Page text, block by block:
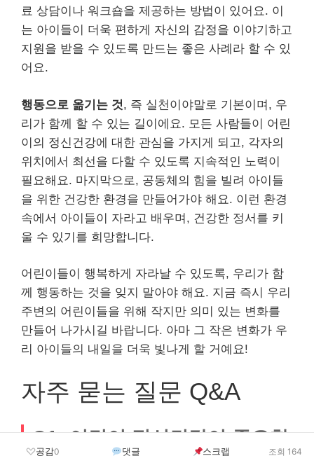
료 상담이나 워크숍을 제공하는 방법이 있어요. 이
는 아이들이 더욱 편하게 자신의 감정을 이야기하고
지원을 받을 수 있도록 만드는 좋은 사례라 할 수 있
어요.
행동으로 옮기는 것, 즉 실천이야말로 기본이며, 우
리가 함께 할 수 있는 길이에요. 모든 사람들이 어린
이의 정신건강에 대한 관심을 가지게 되고, 각자의
위치에서 최선을 다할 수 있도록 지속적인 노력이
필요해요. 마지막으로, 공동체의 힘을 빌려 아이들
을 위한 건강한 환경을 만들어가야 해요. 이런 환경
속에서 아이들이 자라고 배우며, 건강한 정서를 키
울 수 있기를 희망합니다.
어린이들이 행복하게 자라날 수 있도록, 우리가 함
께 행동하는 것을 잊지 말아야 해요. 지금 즉시 우리
주변의 어린이들을 위해 작지만 의미 있는 변화를
만들어 나가시길 바랍니다. 아마 그 작은 변화가 우
리 아이들의 내일을 더욱 빛나게 할 거예요!
자주 묻는 질문 Q&A
Q1: 어린이 정신건강이 중요한
공감0 댓글 스크랩 조회 164